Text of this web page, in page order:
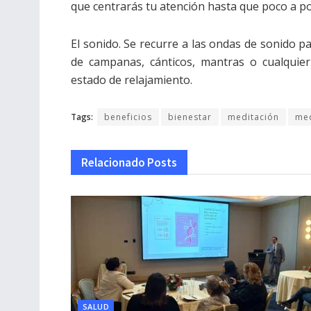
que centrarás tu atención hasta que poco a
El sonido. Se recurre a las ondas de sonido
de campanas, cánticos, mantras o
estado de relajamiento.
Tags: beneficios bienestar meditación
Relacionado Posts
SALUD